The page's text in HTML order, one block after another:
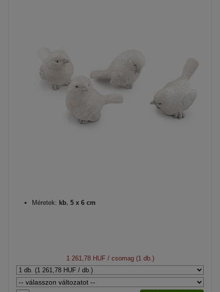
Méretek: kb. 5 x 6 cm
1 261,78 HUF/ csomag (1 db.)